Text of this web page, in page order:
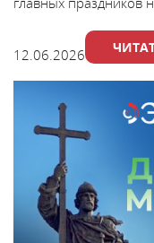
12.06.2026